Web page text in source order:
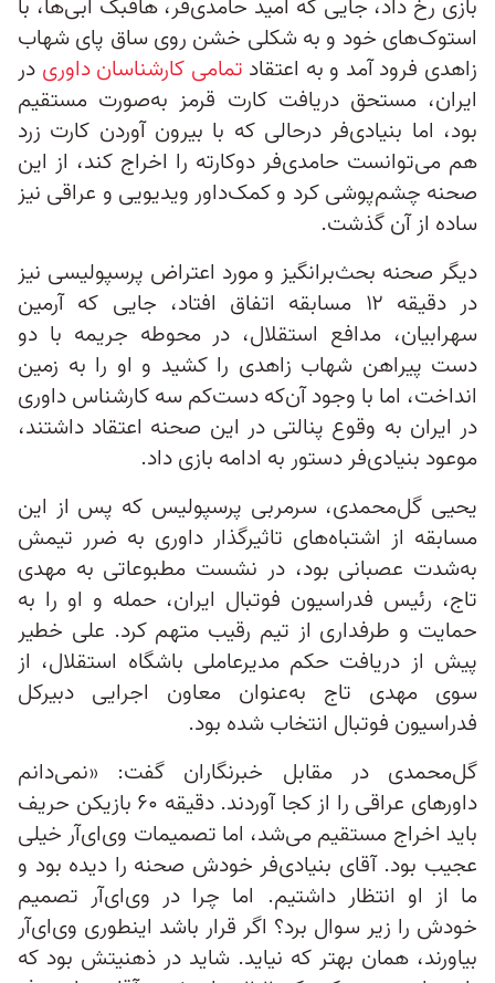
بازی رخ داد، جایی که امید حامدی‌فر، هافبک آبی‌ها، با
استوک‌های خود و به شکلی خشن روی ساق پای شهاب
زاهدی فرود آمد و به اعتقاد تمامی کارشناسان داوری در
ایران، مستحق دریافت کارت قرمز به‌صورت مستقیم
بود، اما بنیادی‌فر درحالی که با بیرون آوردن کارت زرد
هم می‌توانست حامدی‌فر دوکارته را اخراج کند، از این
صحنه چشم‌پوشی کرد و کمک‌داور ویدیویی و عراقی نیز
ساده از آن گذشت.
دیگر صحنه بحث‌برانگیز و مورد اعتراض پرسپولیسی نیز
در دقیقه ۱۲ مسابقه اتفاق افتاد، جایی که آرمین
سهرابیان، مدافع استقلال، در محوطه جریمه با دو
دست پیراهن شهاب زاهدی را کشید و او را به زمین
انداخت، اما با وجود آن‌که دست‌کم سه کارشناس داوری
در ایران به وقوع پنالتی در این صحنه اعتقاد داشتند،
موعود بنیادی‌فر دستور به ادامه بازی داد.
یحیی گل‌محمدی، سرمربی پرسپولیس که پس از این
مسابقه از اشتباه‌های تاثیرگذار داوری به ضرر تیمش
به‌شدت عصبانی بود، در نشست مطبوعاتی به مهدی
تاج، رئیس فدراسیون فوتبال ایران، حمله و او را به
حمایت و طرفداری از تیم رقیب متهم کرد. علی خطیر
پیش از دریافت حکم مدیرعاملی باشگاه استقلال، از
سوی مهدی تاج به‌عنوان معاون اجرایی دبیرکل
فدراسیون فوتبال انتخاب شده بود.
گل‌محمدی در مقابل خبرنگاران گفت: «نمی‌دانم
داورهای عراقی را از کجا آوردند. دقیقه ۶۰ بازیکن حریف
باید اخراج مستقیم می‌شد، اما تصمیمات وی‌ای‌آر خیلی
عجیب بود. آقای بنیادی‌فر خودش صحنه را دیده بود و
ما از او انتظار داشتیم. اما چرا در وی‌ای‌آر تصمیم
خودش را زیر سوال برد؟ اگر قرار باشد اینطوری وی‌ای‌آر
بیاورند، همان بهتر که نیاید. شاید در ذهنیتش بود که